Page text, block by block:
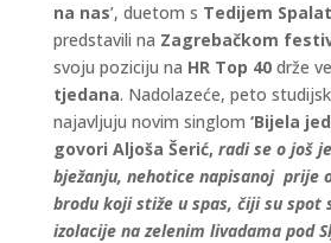
na nas’, duetom s Tedijem
predstavili na Zagrebačkom
svoju poziciju na HR Top 40 drže
tjedana. Nadolazeće, peto
najavljuju novim singlom ‘Bijela
govori Aljoša Šerić, radi se o još
bježanju, nehotice napisanoj prije
brodu koji stiže u spas, čiji su spot
izolacije na zelenim livadama pod